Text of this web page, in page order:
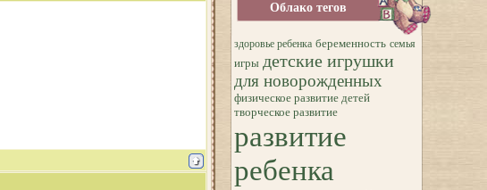
Облако тегов
здоровье ребенка беременность семья
игры детские игрушки
для новорожденных
физическое развитие детей
творческое развитие
развитие
ребенка